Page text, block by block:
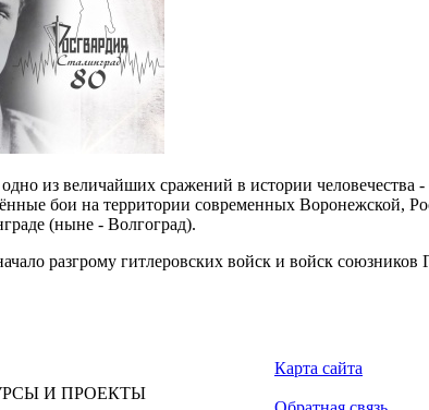
одно из величайших сражений в истории
бои на территории современных Воронежской,
(ныне - Волгоград).
разгрому гитлеровских войск и войск
И ПРОЕКТЫ
Карта сайта